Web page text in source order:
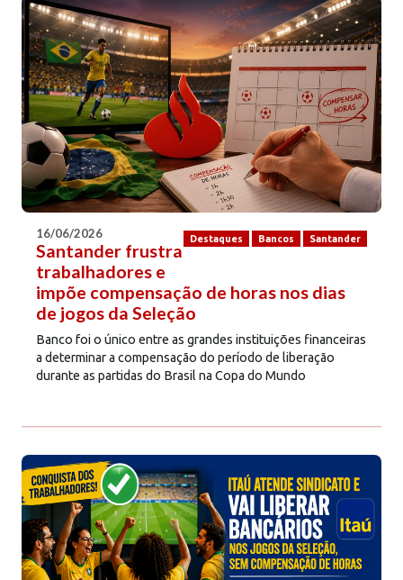
Destaques Bancos Santander
16/06/2026
Santander frustra
trabalhadores e
impõe compensação de horas nos dias
de jogos da Seleção
Banco foi o único entre as grandes instituições financeiras
a determinar a compensação do período de liberação
durante as partidas do Brasil na Copa do Mundo